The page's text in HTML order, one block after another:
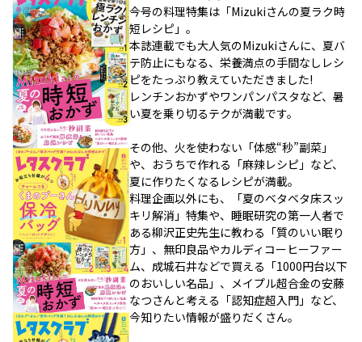
今号の料理特集は「Mizukiさんの夏ラク時
短レシピ」。
本誌連載でも大人気のMizukiさんに、夏バ
テ防止にもなる、栄養満点の手間なしレシ
ピをたっぷり教えていただきました!
レンチンおかずやワンパンパスタなど、暑
い夏を乗り切るテクが満載です。
その他、火を使わない「体感“秒”副菜」
や、おうちで作れる「麻辣レシピ」など、
夏に作りたくなるレシピが満載。
料理企画以外にも、「夏のベタベタ床スッ
キリ解消」特集や、睡眠研究の第一人者で
ある柳沢正史先生に教わる「質のいい眠り
方」、無印良品やカルディコーヒーファー
ム、成城石井などで買える「1000円台以下
のおいしい名品」、メイプル超合金の安藤
なつさんと考える「認知症超入門」など、
今知りたい情報が盛りだくさん。